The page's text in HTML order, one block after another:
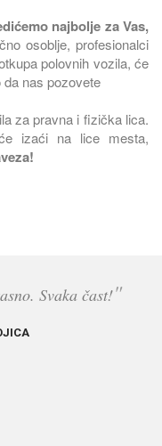
najbolje za Vas,
osoblje, profesionalci
polovnih vozila, će
nas pozovete
za pravna i fizička lica.
izaći na lice mesta,
Svaka čast!"